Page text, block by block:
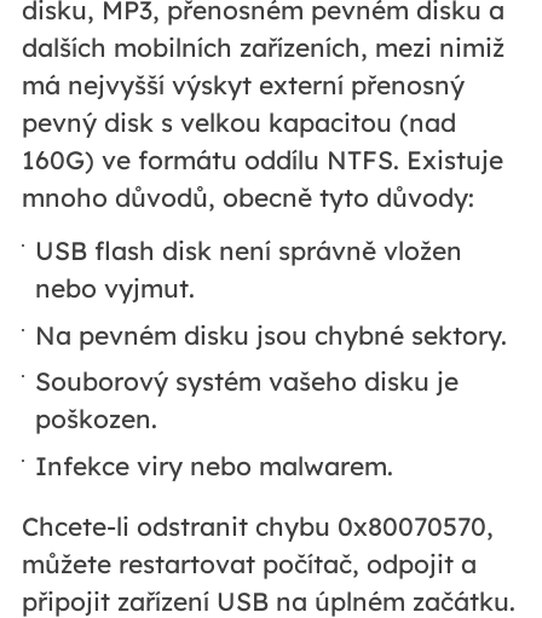
disku, MP3, přenosném pevném disku a
dalších mobilních zařízeních, mezi nimiž
má nejvyšší výskyt externí přenosný
pevný disk s velkou kapacitou (nad
160G) ve formátu oddílu NTFS. Existuje
mnoho důvodů, obecně tyto důvody:
USB flash disk není správně vložen
nebo vyjmut.
Na pevném disku jsou chybné sektory.
Souborový systém vašeho disku je
poškozen.
Infekce viry nebo malwarem.
Chcete-li odstranit chybu 0x80070570,
můžete restartovat počítač, odpojit a
připojit zařízení USB na úplném začátku.